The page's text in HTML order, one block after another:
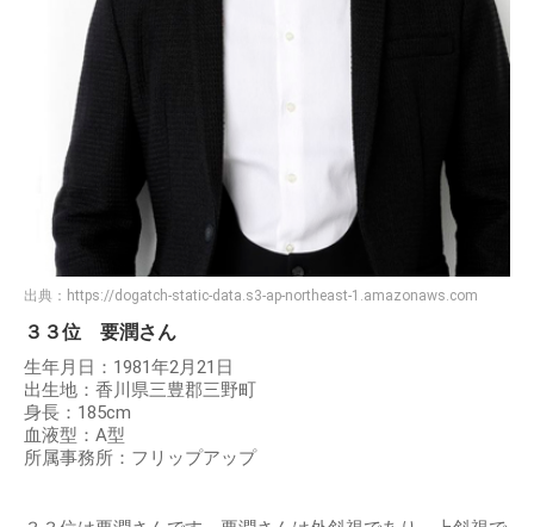
出典： https://dogatch-static-data.s3-ap-northeast-1.amazonaws.com
３３位 要潤さん
生年月日：1981年2月21日
出生地：香川県三豊郡三野町
身長：185cm
血液型：A型
所属事務所：フリップアップ